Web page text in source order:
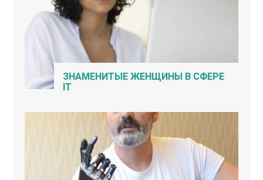
ЗНАМЕНИТЫЕ ЖЕНЩИНЫ В СФЕРЕ
IT